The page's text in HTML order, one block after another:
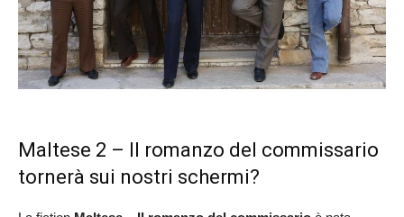
Maltese 2 – Il romanzo del commissario
tornerà sui nostri schermi?